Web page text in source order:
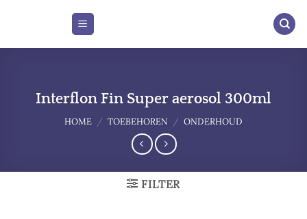
Interflon Fin Super aerosol 300ml
HOME / TOEBEHOREN / ONDERHOUD
FILTER